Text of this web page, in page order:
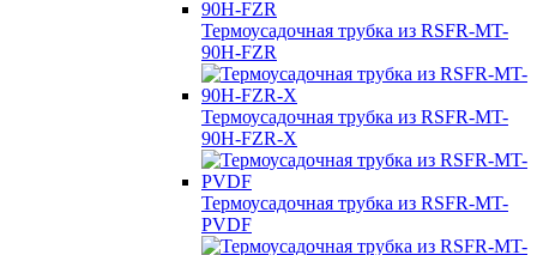
Термоусадочная трубка из RSFR-MT-
90H-FZR
Термоусадочная трубка из RSFR-MT-
90H-FZR-X
Термоусадочная трубка из RSFR-MT-
PVDF